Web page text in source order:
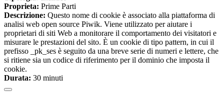
Proprieta: Prime Parti
Descrizione: Questo nome di cookie è associato alla piattaforma di
analisi web open source Piwik. Viene utilizzato per aiutare i
proprietari di siti Web a monitorare il comportamento dei visitatori e
misurare le prestazioni del sito. È un cookie di tipo pattern, in cui il
prefisso _pk_ses è seguito da una breve serie di numeri e lettere, che
si ritiene sia un codice di riferimento per il dominio che imposta il
cookie.
Durata: 30 minuti